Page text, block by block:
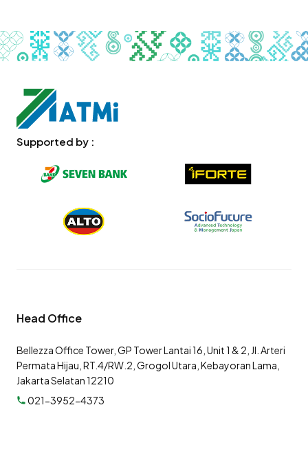
Supported by :
Head Office
Bellezza Office Tower, GP Tower Lantai 16, Unit 1 & 2, Jl. Arteri
Permata Hijau, RT.4/RW.2, Grogol Utara, Kebayoran Lama,
Jakarta Selatan 12210
021-3952-4373